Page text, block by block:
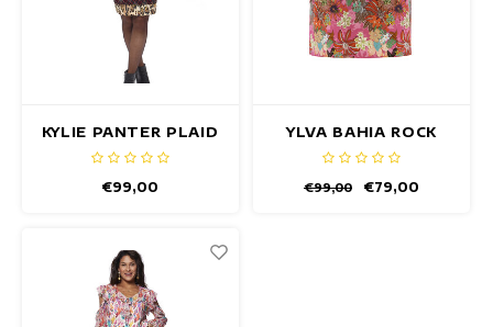
KYLIE PANTER PLAID
ROCK
€99,00
YLVA BAHIA ROCK
€99,00 €79,00